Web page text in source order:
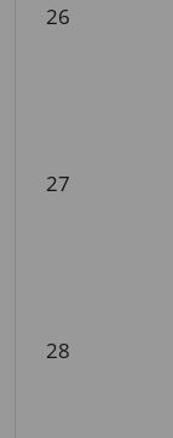
26
27
28